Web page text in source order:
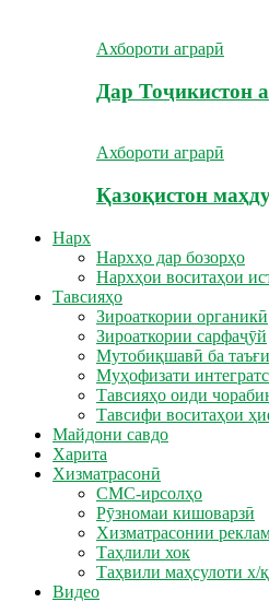
Ахбороти аграрӣ
Дар Тоҷикистон
Ахбороти аграрӣ
Қазоқистон
Нарх
Нархҳо дар бозорҳо
Нархҳои воситаҳои
Тавсияҳо
Зироаткории органикӣ
Зироаткории сарфаҷӯй
Мутобиқшавӣ ба
Муҳофизати
Тавсияҳо оиди
Тавсифи воситаҳои
Майдони савдо
Харита
Хизматрасонӣ
СМС-ирсолҳо
Рӯзномаи кишоварзӣ
Хизматрасонии
Таҳлили хок
Таҳвили маҳсулоти х/қ
Видео